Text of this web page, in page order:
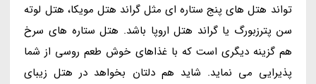
تواند هتل های پنج ستاره ای مثل گراند هتل مویکا، هتل لوته
سن پترزبورگ یا گراند هتل اروپا باشد. هتل ستاره های سرخ
هم گزینه دیگری است که با غذاهای خوش طعم روسی از شما
پذیرایی می نماید. شاید هم دلتان بخواهد در هتل زیبای